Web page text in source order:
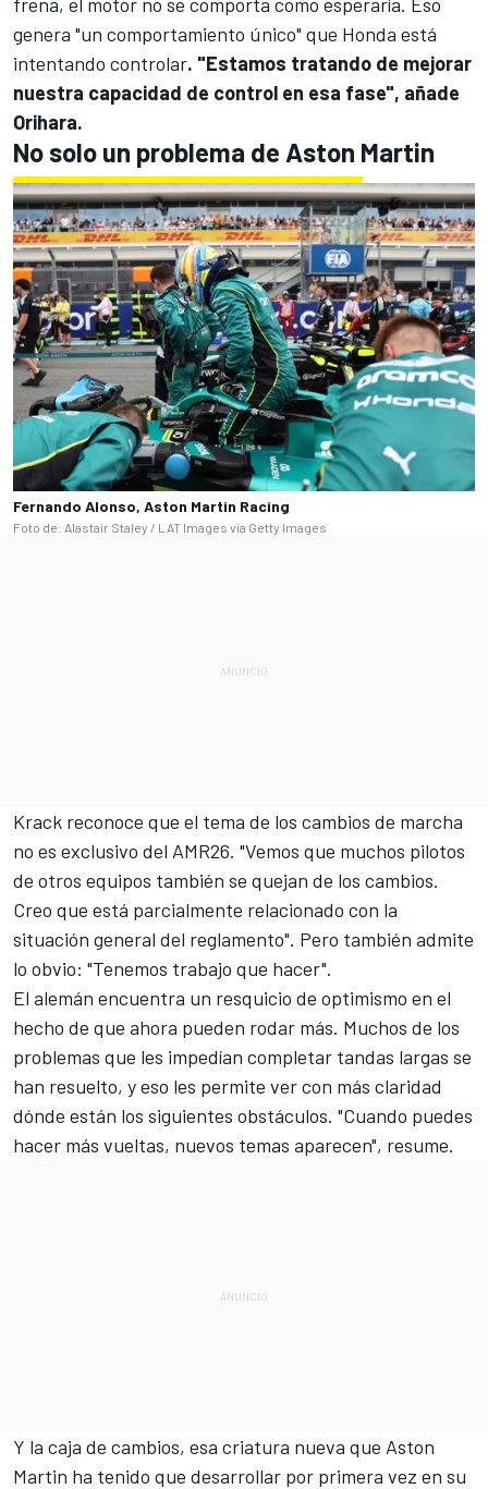
genera "un comportamiento único" que Honda está
intentando controlar. "Estamos tratando de mejorar
nuestra capacidad de control en esa fase", añade
Orihara.
No solo un problema de Aston Martin
Fernando Alonso, Aston Martin Racing
Foto de: Alastair Staley / LAT Images via Getty Images
Krack reconoce que el tema de los cambios de marcha
no es exclusivo del AMR26. "Vemos que muchos pilotos
de otros equipos también se quejan de los cambios.
Creo que está parcialmente relacionado con la
situación general del reglamento". Pero también admite
lo obvio: "Tenemos trabajo que hacer".
El alemán encuentra un resquicio de optimismo en el
hecho de que ahora pueden rodar más. Muchos de los
problemas que les impedían completar tandas largas se
han resuelto, y eso les permite ver con más claridad
dónde están los siguientes obstáculos. "Cuando puedes
hacer más vueltas, nuevos temas aparecen", resume.
Y la caja de cambios, esa criatura nueva que Aston
Martin ha tenido que desarrollar por primera vez en su